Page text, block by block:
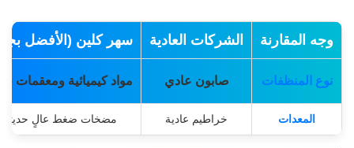
وجه المقارنة الشركات العادية سهر كلين (الأفضل
نوع المنظفات صابون عادي مواد كيميائية ومعقمات
المعدات خراطيم عادية مضخات ضغط عالٍ حديثة